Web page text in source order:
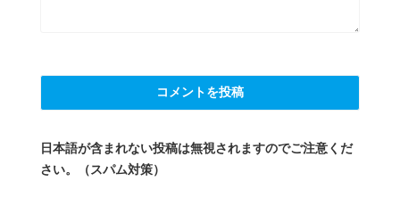
日本語が含まれない投稿は無視されますのでご注意くだ
さい。（スパム対策）